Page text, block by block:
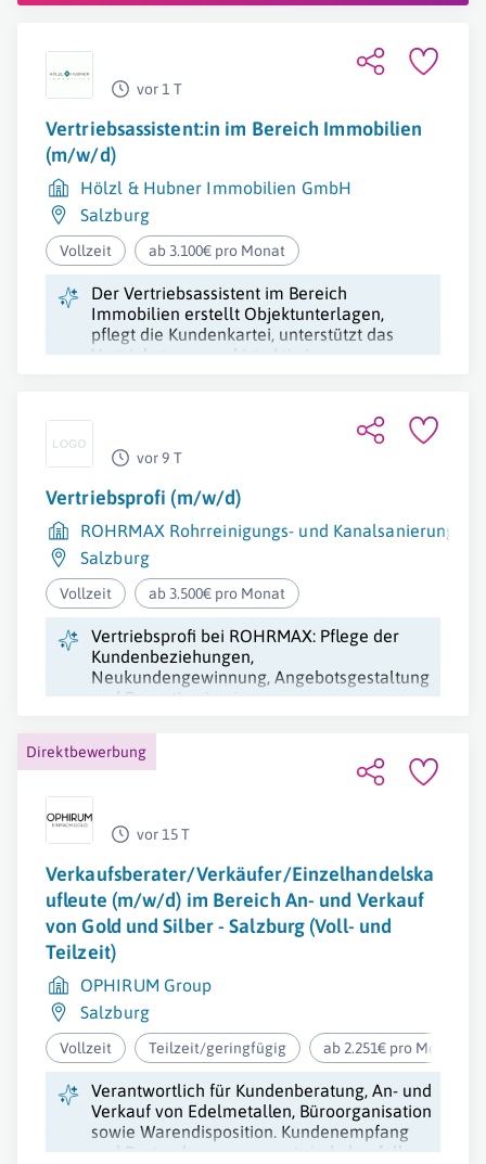
vor 1 T
Vertriebsassistent:in im Bereich Immobilien
(m/w/d)
Hölzl & Hubner Immobilien GmbH
Salzburg
Vollzeit ab 3.100€ pro Monat
Der Vertriebsassistent im Bereich
Immobilien erstellt Objektunterlagen,
pflegt die Kundenkartei, unterstützt das
Vertriebsteam, und ist aktiv in
vor 9 T
Vertriebsprofi (m/w/d)
ROHRMAX Rohrreinigungs- und
Salzburg
Vollzeit ab 3.500€ pro Monat
Vertriebsprofi bei ROHRMAX: Pflege der
Kundenbeziehungen,
Neukundengewinnung, Angebotsgestaltung
und Reporting in einem
Direktbewerbung
vor 15 T
Verkaufsberater/Verkäufer/Einzelhandelska
ufleute (m/w/d) im Bereich An- und Verkauf
von Gold und Silber - Salzburg (Voll- und
Teilzeit)
OPHIRUM Group
Salzburg
Vollzeit Teilzeit/geringfügig ab 2.251€ pro Monat
Verantwortlich für Kundenberatung, An- und
Verkauf von Edelmetallen, Büroorganisation
sowie Warendisposition. Kundenempfang
und Bestandsmanagement sind ebenfalls